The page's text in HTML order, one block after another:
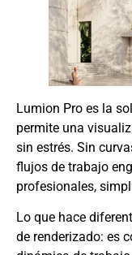
Lumion Pro es la
permite una
sin estrés. Sin
flujos de trabajo
profesionales,
Lo que hace
de renderizado: es